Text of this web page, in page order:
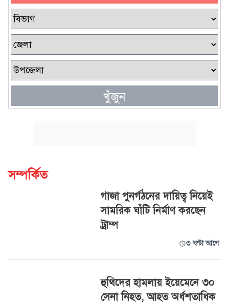
খুঁজুন
সম্পর্কিত
গাজা পুনর্গঠনের দায়িত্ব নিয়েই
সামরিক ঘাঁটি নির্মাণ করছেন
ট্রাম্প
৩ ঘণ্টা আগে
হুথিদের হামলায় ইয়েমেনে ৩০
সেনা নিহত, আহত অর্ধশতাধিক